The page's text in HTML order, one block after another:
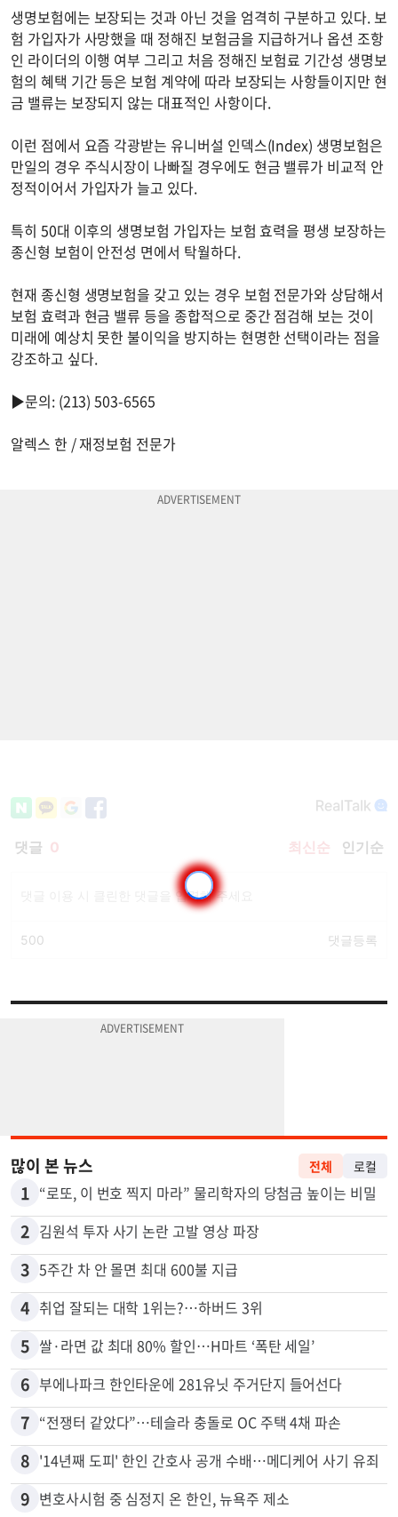
생명보험에는 보장되는 것과 아닌 것을 엄격히 구분하고 있다. 보
험 가입자가 사망했을 때 정해진 보험금을 지급하거나 옵션 조항
인 라이더의 이행 여부 그리고 처음 정해진 보험료 기간성 생명보
험의 혜택 기간 등은 보험 계약에 따라 보장되는 사항들이지만 현
금 밸류는 보장되지 않는 대표적인 사항이다.
이런 점에서 요즘 각광받는 유니버설 인덱스(Index) 생명보험은
만일의 경우 주식시장이 나빠질 경우에도 현금 밸류가 비교적 안
정적이어서 가입자가 늘고 있다.
특히 50대 이후의 생명보험 가입자는 보험 효력을 평생 보장하는
종신형 보험이 안전성 면에서 탁월하다.
현재 종신형 생명보험을 갖고 있는 경우 보험 전문가와 상담해서
보험 효력과 현금 밸류 등을 종합적으로 중간 점검해 보는 것이
미래에 예상치 못한 불이익을 방지하는 현명한 선택이라는 점을
강조하고 싶다.
▶문의: (213) 503-6565
알렉스 한 / 재정보험 전문가
많이 본 뉴스
1 “로또, 이 번호 찍지 마라” 물리학자의 당첨금 높이는 비밀
2 김원석 투자 사기 논란 고발 영상 파장
3 5주간 차 안 몰면 최대 600불 지급
4 취업 잘되는 대학 1위는?…하버드 3위
5 쌀·라면 값 최대 80% 할인…H마트 ‘폭탄 세일’
6 부에나파크 한인타운에 281유닛 주거단지 들어선다
7 “전쟁터 같았다”…테슬라 충돌로 OC 주택 4채 파손
8 '14년째 도피' 한인 간호사 공개 수배…메디케어 사기 유죄